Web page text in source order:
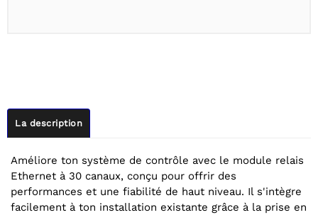
La description
Améliore ton système de contrôle avec le module relais
Ethernet à 30 canaux, conçu pour offrir des
performances et une fiabilité de haut niveau. Il s'intègre
facilement à ton installation existante grâce à la prise en